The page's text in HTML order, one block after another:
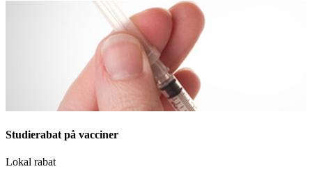
Studierabat på vacciner
Lokal rabat